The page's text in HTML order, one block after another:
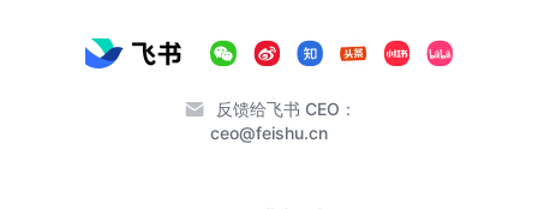
反馈给飞书 CEO：
ceo@feishu.cn